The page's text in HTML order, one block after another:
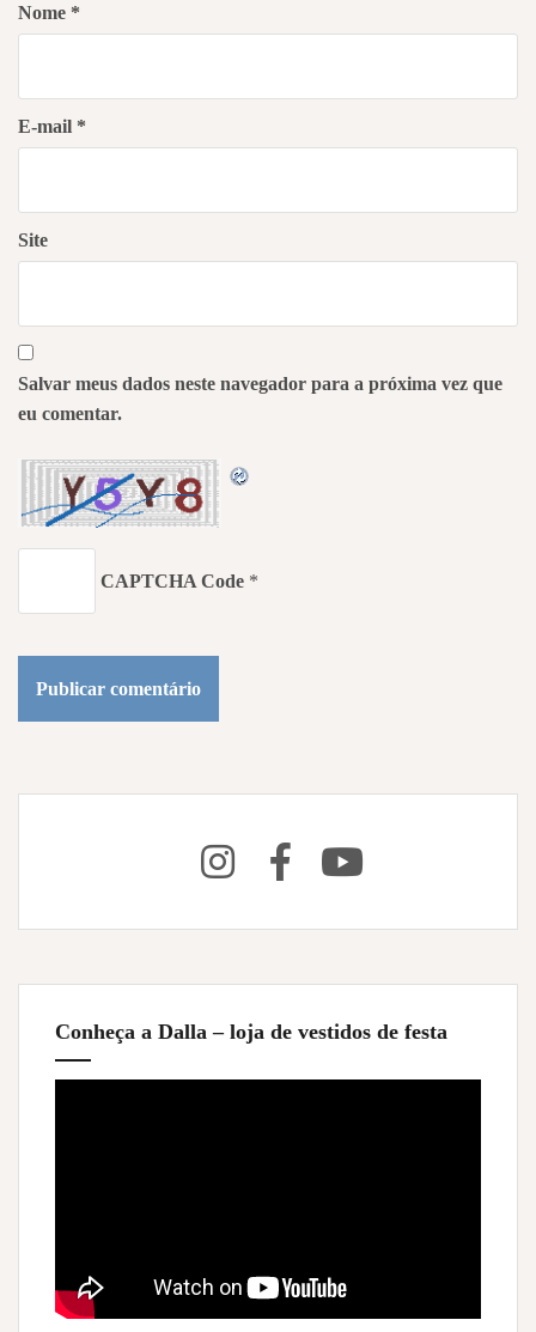
Nome *
E-mail *
Site
Salvar meus dados neste navegador para a próxima vez que
eu comentar.
CAPTCHA Code *
Conheça a Dalla – loja de vestidos de festa